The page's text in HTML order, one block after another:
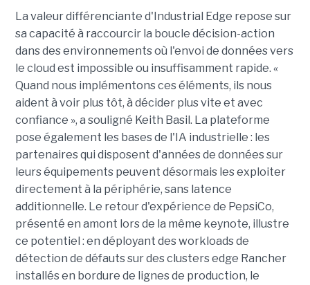
La valeur différenciante d'Industrial Edge repose sur
sa capacité à raccourcir la boucle décision-action
dans des environnements où l'envoi de données vers
le cloud est impossible ou insuffisamment rapide. «
Quand nous implémentons ces éléments, ils nous
aident à voir plus tôt, à décider plus vite et avec
confiance », a souligné Keith Basil. La plateforme
pose également les bases de l'IA industrielle : les
partenaires qui disposent d'années de données sur
leurs équipements peuvent désormais les exploiter
directement à la périphérie, sans latence
additionnelle. Le retour d'expérience de PepsiCo,
présenté en amont lors de la même keynote, illustre
ce potentiel : en déployant des workloads de
détection de défauts sur des clusters edge Rancher
installés en bordure de lignes de production, le